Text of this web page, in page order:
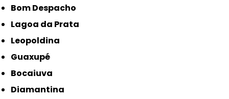
Bom Despacho
Lagoa da Prata
Leopoldina
Guaxupé
Bocaiuva
Diamantina